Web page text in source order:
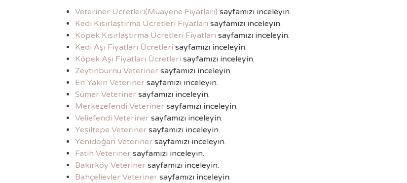
Veteriner Ücretleri(Muayene Fiyatları) sayfamızı inceleyin.
Kedi Kısırlaştırma Ücretleri Fiyatları sayfamızı inceleyin.
Köpek Kısırlaştırma Ücretleri Fiyatları sayfamızı inceleyin.
Kedi Aşı Fiyatları Ücretleri sayfamızı inceleyin.
Köpek Aşı Fiyatları Ücretleri sayfamızı inceleyin.
Zeytinburnu Veteriner sayfamızı inceleyin.
En Yakın Veteriner sayfamızı inceleyin.
Sümer Veteriner sayfamızı inceleyin.
Merkezefendi Veteriner sayfamızı inceleyin.
Veliefendi Veteriner sayfamızı inceleyin.
Yeşiltepe Veteriner sayfamızı inceleyin.
Yenidoğan Veteriner sayfamızı inceleyin.
Fatih Veteriner sayfamızı inceleyin.
Bakırköy Veteriner sayfamızı inceleyin.
Bahçelievler Veteriner sayfamızı inceleyin.